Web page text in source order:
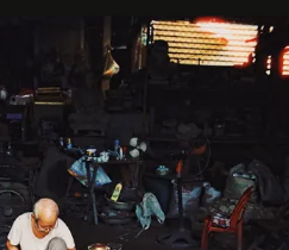
mẫu nail được yêu thích